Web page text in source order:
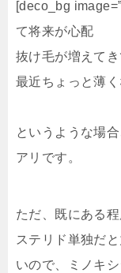
[deco_bg
て将来が心配
抜け毛が増えて
最近ちょっと薄
というような場
アリです。
ただ、既にある
ステリド単独だ
いので、ミノキ